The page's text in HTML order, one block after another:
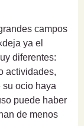
campos
ya el
diferentes:
actividades,
su ocio haya
puede haber
de menos